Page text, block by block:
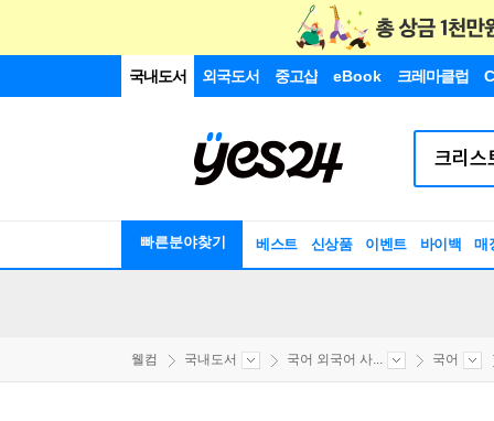
국내도서 외국도서 중고샵 eBook 크레마클럽
빠른분야찾기 베스트 신상품 이벤트 바이백 매
웰컴 국내도서 국어 외국어 사... 국어